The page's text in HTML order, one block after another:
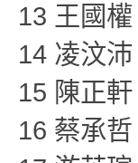
13 王國
14 凌汶
15 陳正
16 蔡承